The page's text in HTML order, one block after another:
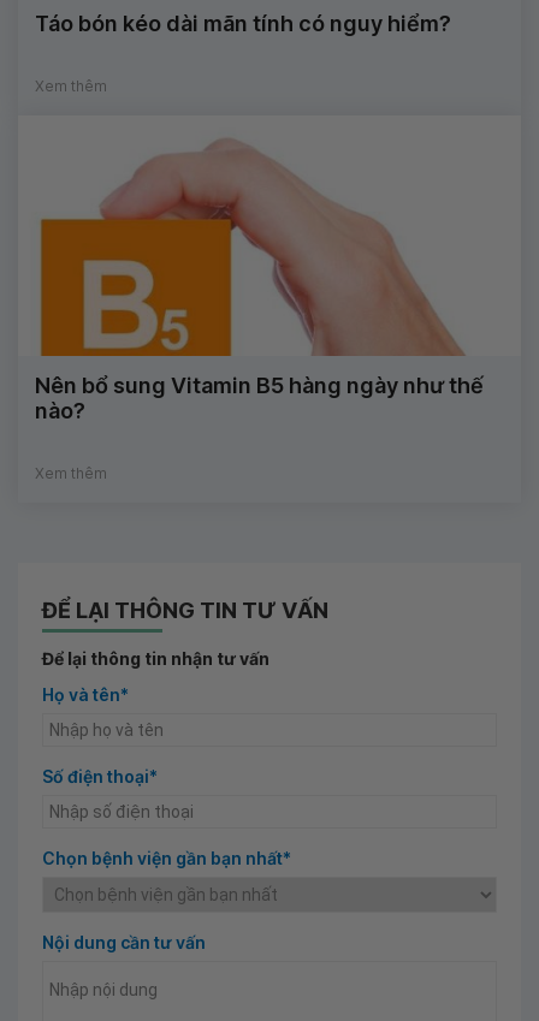
Táo bón kéo dài mãn tính có nguy hiểm?
Xem thêm
Nên bổ sung Vitamin B5 hàng ngày như thế
nào?
Xem thêm
ĐỂ LẠI THÔNG TIN TƯ VẤN
Để lại thông tin nhận tư vấn
Họ và tên*
Số điện thoại*
Chọn bệnh viện gần bạn nhất*
Nội dung cần tư vấn